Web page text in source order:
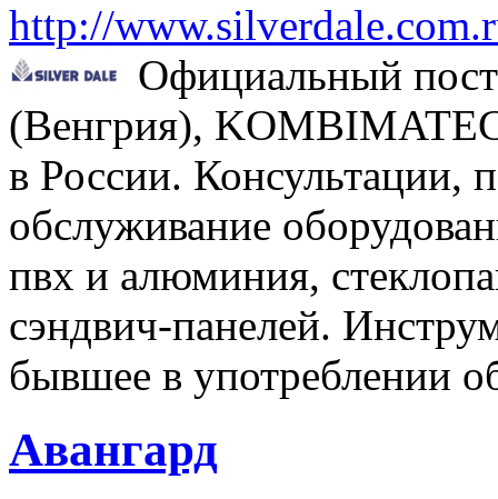
http://
Официальный
(Венгрия),
в России. Консультации,
обслуживание
пвх и алюминия,
сэндвич-панелей.
бывшее в употреблении
Авангард